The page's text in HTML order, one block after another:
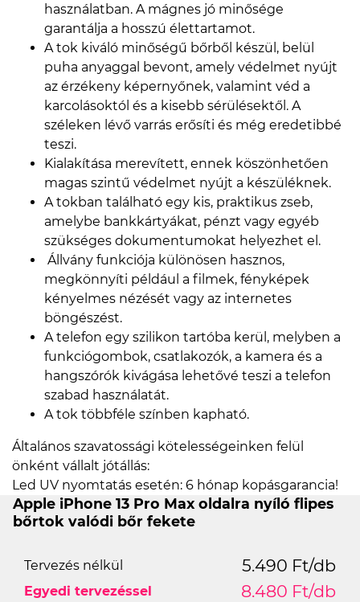
használatban. A mágnes jó minősége
garantálja a hosszú élettartamot.
A tok kiváló minőségű bőrből készül, belül
puha anyaggal bevont, amely védelmet nyújt
az érzékeny képernyőnek, valamint véd a
karcolásoktól és a kisebb sérülésektől. A
széleken lévő varrás erősíti és még eredetibbé
teszi.
Kialakítása merevített, ennek köszönhetően
magas szintű védelmet nyújt a készüléknek.
A tokban található egy kis, praktikus zseb,
amelybe bankkártyákat, pénzt vagy egyéb
szükséges dokumentumokat helyezhet el.
Állvány funkciója különösen hasznos,
megkönnyíti például a filmek, fényképek
kényelmes nézését vagy az internetes
böngészést.
A telefon egy szilikon tartóba kerül, melyben a
funkciógombok, csatlakozók, a kamera és a
hangszórók kivágása lehetővé teszi a telefon
szabad használatát.
A tok többféle színben kapható.
Általános szavatossági kötelességeinken felül
önként vállalt jótállás:
Led UV nyomtatás esetén: 6 hónap kopásgarancia!
Apple iPhone 13 Pro Max oldalra nyíló flipes
bőrtok valódi bőr fekete
Tervezés nélkül 5.490 Ft/db
Egyedi tervezéssel 8.480 Ft/db